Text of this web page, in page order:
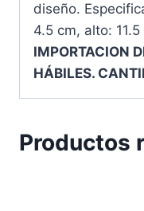
diseño.
4.5 cm, alto:
IMPORTACION
HÁBILES.
Productos